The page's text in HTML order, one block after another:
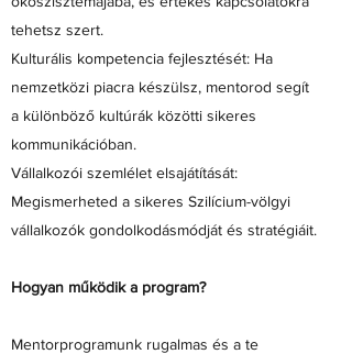
tehetsz szert.
Kulturális kompetencia fejlesztését: Ha
nemzetközi piacra készülsz, mentorod segít
a különböző kultúrák közötti sikeres
kommunikációban.
Vállalkozói szemlélet elsajátítását:
Megismerheted a sikeres Szilícium-völgyi
vállalkozók gondolkodásmódját és stratégiáit.
Hogyan működik a program?
Mentorprogramunk rugalmas és a te